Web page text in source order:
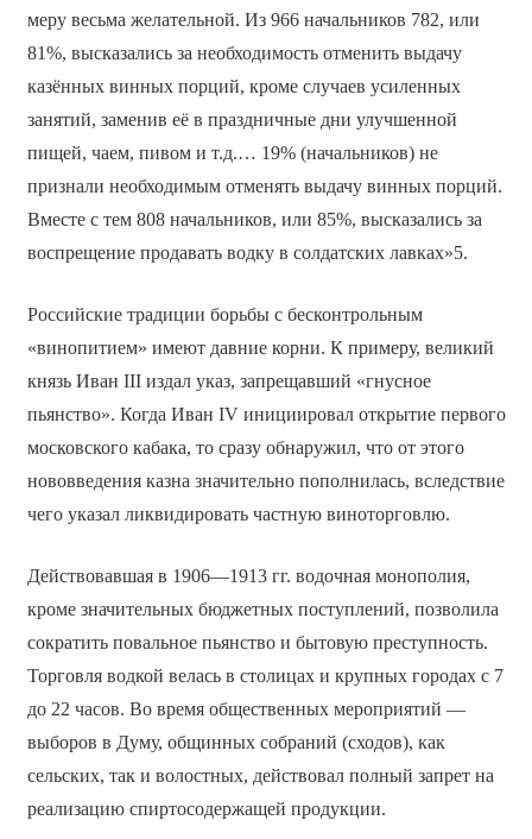
меру весьма желательной. Из 966 начальников 782, или
81%, высказались за необходимость отменить выдачу
казённых винных порций, кроме случаев усиленных
занятий, заменив её в праздничные дни улучшенной
пищей, чаем, пивом и т.д.… 19% (начальников) не
признали необходимым отменять выдачу винных порций.
Вместе с тем 808 начальников, или 85%, высказались за
воспрещение продавать водку в солдатских лавках»5.
Российские традиции борьбы с бесконтрольным
«винопитием» имеют давние корни. К примеру, великий
князь Иван III издал указ, запрещавший «гнусное
пьянство». Когда Иван IV инициировал открытие первого
московского кабака, то сразу обнаружил, что от этого
нововведения казна значительно пополнилась, вследствие
чего указал ликвидировать частную виноторговлю.
Действовавшая в 1906—1913 гг. водочная монополия,
кроме значительных бюджетных поступлений, позволила
сократить повальное пьянство и бытовую преступность.
Торговля водкой велась в столицах и крупных городах с 7
до 22 часов. Во время общественных мероприятий —
выборов в Думу, общинных собраний (сходов), как
сельских, так и волостных, действовал полный запрет на
реализацию спиртосодержащей продукции.